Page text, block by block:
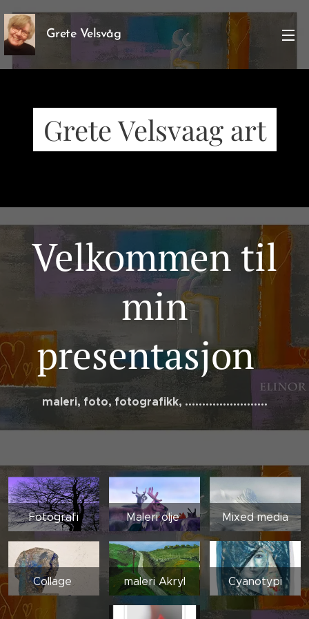
Grete Velsvåg
Grete Velsvaag art
Velkommen til
min
presentasjon
maleri, foto, fotografikk, ........................
Fotografi Maleri olje Mixed media
Collage maleri Akryl Cyanotypi